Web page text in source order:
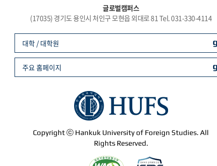
글로벌캠퍼스
(17035) 경기도 용인시 처인구 모현읍 외대로 81 Tel. 031-330-4114
Copyright ⓒ Hankuk University of Foreign Studies. All
Rights Reserved.
대학 / 대학원
주요 홈페이지